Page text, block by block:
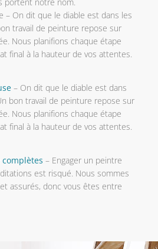
– On dit que le diable est dans les
travail de peinture repose sur
Nous planifions chaque étape
final à la hauteur de vos attentes.
– On dit que le diable est dans
bon travail de peinture repose sur
Nous planifions chaque étape
final à la hauteur de vos attentes.
complètes – Engager un peintre
est risqué. Nous sommes
assurés, donc vous êtes entre